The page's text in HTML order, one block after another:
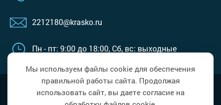
2212180@krasko.ru
Пн - пт: 9:00 до 18:00, Сб, вс: выходные
Политика в области обработки
персональных данных
Мы используем файлы cookie для обеспечения
правильной работы сайта. Продолжая
использовать сайт, вы даете согласие на